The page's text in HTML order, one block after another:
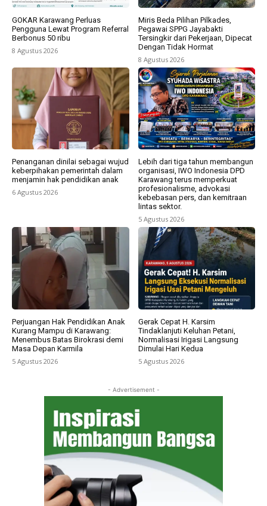
GOKAR Karawang Perluas
Pengguna Lewat Program Referral
Berbonus 50 ribu
8 Agustus 2026
Miris Beda Pilihan Pilkades,
Pegawai SPPG Jayabakti
Tersingkir dari Pekerjaan, Dipecat
Dengan Tidak Hormat
8 Agustus 2026
Penanganan dinilai sebagai wujud
keberpihakan pemerintah dalam
menjamin hak pendidikan anak
6 Agustus 2026
Lebih dari tiga tahun membangun
organisasi, IWO Indonesia DPD
Karawang terus memperkuat
profesionalisme, advokasi
kebebasan pers, dan kemitraan
lintas sektor.
5 Agustus 2026
Perjuangan Hak Pendidikan Anak
Kurang Mampu di Karawang:
Menembus Batas Birokrasi demi
Masa Depan Karmila
5 Agustus 2026
Gerak Cepat H. Karsim
Tindaklanjuti Keluhan Petani,
Normalisasi Irigasi Langsung
Dimulai Hari Kedua
5 Agustus 2026
- Advertisement -